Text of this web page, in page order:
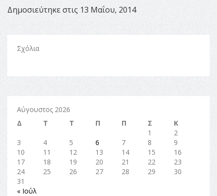
Δημοσιεύτηκε στις 13 Μαΐου, 2014
Σχόλια
Αύγουστος 2026
Δ
Τ Τ Π Π Σ
Κ
1
2
3
4 5 6 7 8
9
10
11 12 13 14 15
16
17
18 19 20 21 22
23
24
25 26 27 28 29
30
31
« Ιούλ